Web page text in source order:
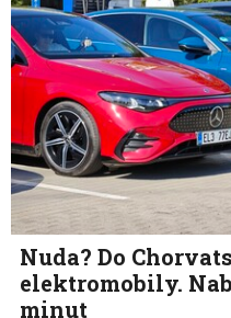
Nuda? Do
elektromobily.
minut